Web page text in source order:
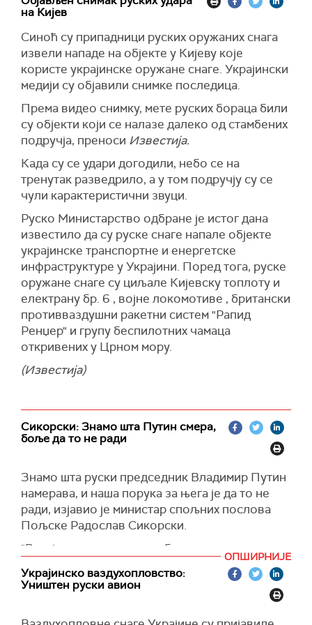
невероватно да их у ратној ситуацији праве у
одбрамбене индустрије.
"Надам се да ће ограничења у сарадњи међу
савезницима, посебно у области одбрамбене
индустрије, бити укинута. Колективне
одбрамбене способности НАТО-а могу се
ојачати само кроз ближу сарадњу“, поручио је
турски председник.
Према његовим речима, укидање таквих
ограничења неопходно је за остваривање
циљева НАТО-а у области сарадње
одбрамбених индустрија држава чланица.
Ердоган је нагласио и да се европска
безбедносна архитектура не може посматрати
одвојено од НАТО-а, као и да безбедносне
иницијативе Европске уније не смеју да
наруше јединство Алијансе и трансатлантске
односе.
Укринформ
заврши".
Према његовим речима, Зеленски сигурно
жели да се врати обнови земље, уместо "смрти
и разарању".
"А Русија је велика земља, и велика сила",
рекао је Трамп, оцењујући да је у последњих
неколико недеља постигнут велики напредак
ка миру.
Навео је да Украјина има огроман потенцијал у
ретким земним металима, као и да САД "имају
улог" у томе.
Указао је и да су он и Зеленски имали "добар
састанак", као и да су развили добар однос.
"Тешко је поверовати, зар не? Од Овалног
кабинета до сада, развили смо веома добар
однос", рекао је Трамп, а Зеленски додао да
"ту није крај", на шта је Трамп одговорио да је
"само почетак".
Tanjug/Guardian
председника, а Укринформ их реемитује.
(Укринформ)
на Кијев
Синоћ су припадници руских оружаних снага
извели нападе на објекте у Кијеву које
користе украјинске оружане снаге. Украјински
медији су објавили снимке последица.
Према видео снимку, мете руских бораца били
су објекти који се налазе далеко од стамбених
подручја, преноси Известија.
Када су се удари догодили, небо се на
тренутак разведрило, а у том подручју су се
чули карактеристични звуци.
Руско Министарство одбране је истог дана
известило да су руске снаге напале објекте
украјинске транспортне и енергетске
инфраструктуре у Украјини. Поред тога, руске
оружане снаге су циљале Кијевску топлоту и
електрану бр. 6 , војне локомотиве , британски
противваздушни ракетни систем "Рапид
Ренџер" и групу беспилотних чамаца
откривених у Црном мору.
(Известија)
Сикорски: Знамо шта Путин смера,
боље да то не ради
Знамо шта руски председник Владимир Путин
намерава, и наша порука за њега је да то не
ради, изјавио је министар спољних послова
Пољске Радослав Сикорски.
"Русија годинама води хибридни рат против
нас. Запад то није признао, мислим да сада сви
то признајемо. То су паљевине, то су атентати,
то је мешање у нашу политику, то су масовне
ОПШИРНИЈЕ
Украјинско ваздухопловство:
Уништен руски авион